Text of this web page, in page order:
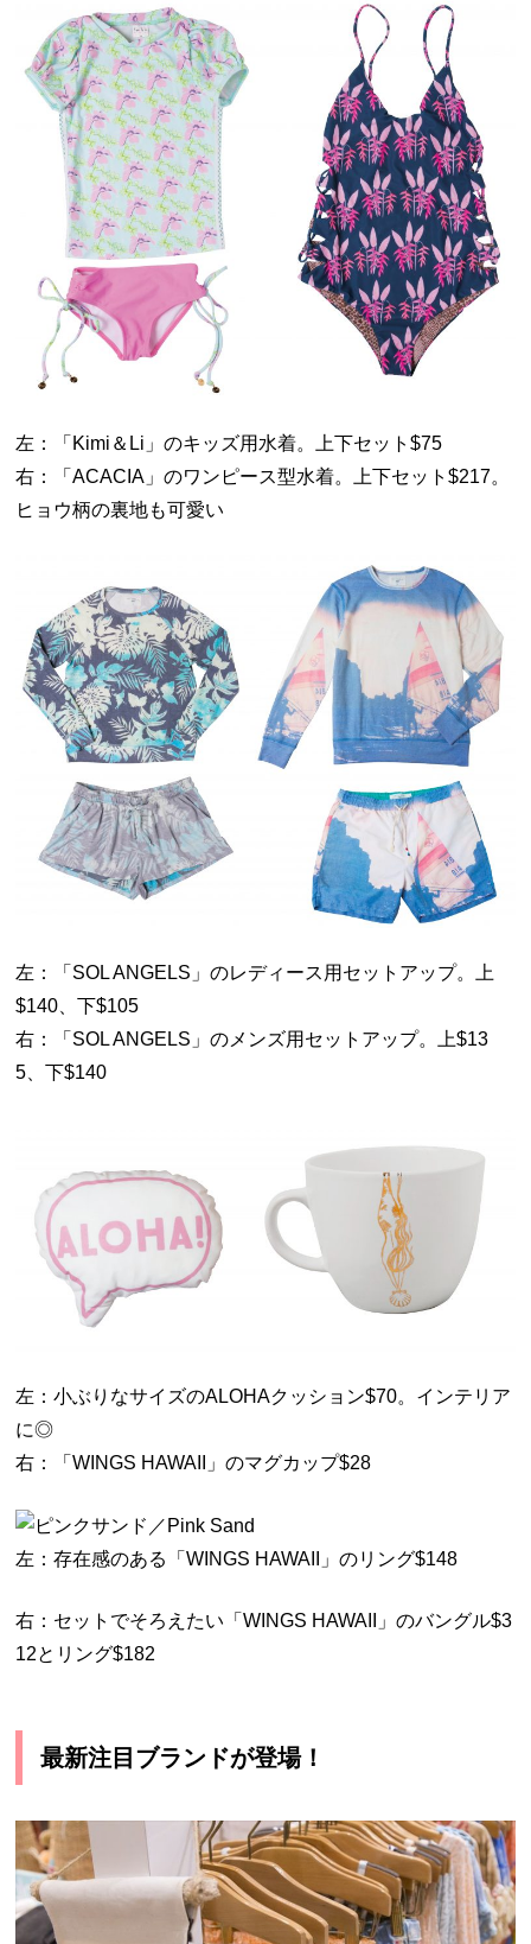
左：「Kimi＆Li」のキッズ用水着。上下セット$75
右：「ACACIA」のワンピース型水着。上下セット$217。
ヒョウ柄の裏地も可愛い
左：「SOL ANGELS」のレディース用セットアップ。上
$140、下$105
右：「SOL ANGELS」のメンズ用セットアップ。上$13
5、下$140
左：小ぶりなサイズのALOHAクッション$70。インテリア
に◎
右：「WINGS HAWAII」のマグカップ$28
左：存在感のある「WINGS HAWAII」のリング$148
右：セットでそろえたい「WINGS HAWAII」のバングル$3
12とリング$182
最新注目ブランドが登場！